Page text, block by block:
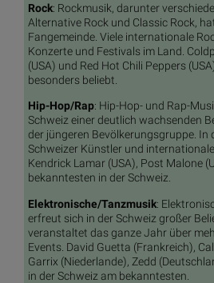
Rock: Rockmusik, darunter
Alternative Rock und Classic Rock,
Fangemeinde. Viele internationale
Konzerte und Festivals im Land.
(USA) und Red Hot Chili Peppers
besonders beliebt.
Hip-Hop/Rap: Hip-Hop- und Rap-
Schweiz einer deutlich wachsenden
der jüngeren Bevölkerungsgruppe. In
Schweizer Künstler und
Kendrick Lamar (USA), Post Malone
bekanntesten in der Schweiz.
Elektronische/Tanzmusik:
erfreut sich in der Schweiz großer
veranstaltet das ganze Jahr über
Events. David Guetta (Frankreich),
Garrix (Niederlande), Zedd
in der Schweiz am bekanntesten.